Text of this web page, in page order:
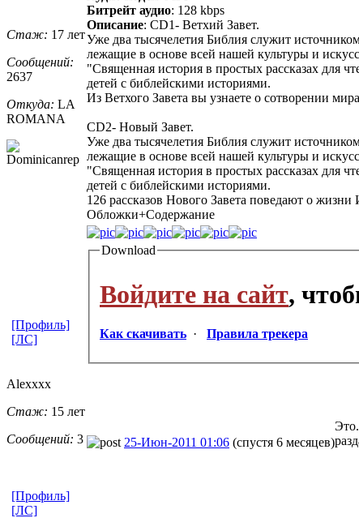
Стаж: 17 лет
Сообщений:
2637
Откуда: LA
ROMANA
Битрейт аудио: 128 kbps
Описание: CD1- Ветхий Завет.
Уже два тысячелетия Библия служит
лежащие в основе всей нашей культуры и
"Священная история в простых рассказах для
детей с библейскими историями.
Из Ветхого Завета вы узнаете о сотворении
CD2- Новый Завет.
Уже два тысячелетия Библия служит
лежащие в основе всей нашей культуры и
"Священная история в простых рассказах для
детей с библейскими историями.
126 рассказов Нового Завета поведают о
Обложки+Содержание
Download
Войдите на сайт,
Как скачивать · Правила трекера
[Профиль]
[ЛС]
Alexxxx
Стаж: 15 лет
Сообщений: 3 25-Июн-2011 01:06 (спустя 6 месяцев)
[Профиль]
[ЛС]